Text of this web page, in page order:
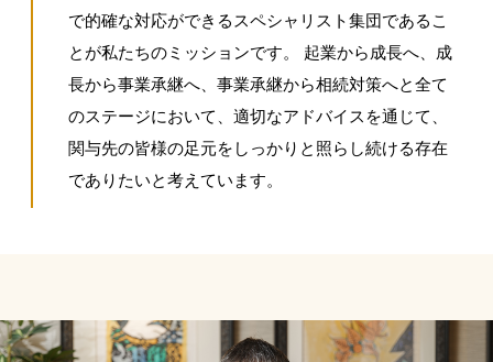
で的確な対応ができるスペシャリスト集団であるこ
とが私たちのミッションです。 起業から成長へ、成
長から事業承継へ、事業承継から相続対策へと全て
のステージにおいて、適切なアドバイスを通じて、
関与先の皆様の足元をしっかりと照らし続ける存在
でありたいと考えています。